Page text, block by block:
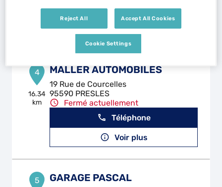
Téléphone
Voir plus
4
16.34
km
MALLER AUTOMOBILES
19 Rue de Courcelles
95590 PRESLES
Fermé actuellement
Téléphone
Voir plus
5 GARAGE PASCAL
Reject All Accept All Cookies
Cookie Settings